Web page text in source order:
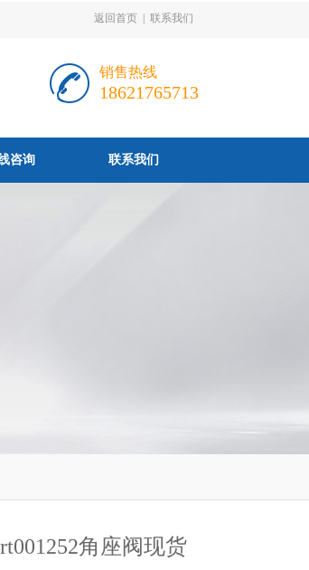
返回首页 联系我们
销售热线
18621765713
咨询 联系我们
角座阀现货